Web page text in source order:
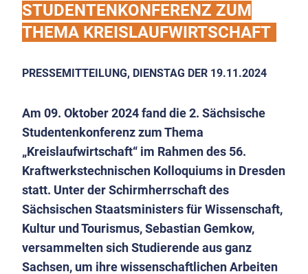
STUDENTENKONFERENZ ZUM
THEMA KREISLAUFWIRTSCHAFT
PRESSEMITTEILUNG, DIENSTAG DER 19.11.2024
Am 09. Oktober 2024 fand die 2. Sächsische
Studentenkonferenz zum Thema
„Kreislaufwirtschaft“ im Rahmen des 56.
Kraftwerkstechnischen Kolloquiums in Dresden
statt. Unter der Schirmherrschaft des
Sächsischen Staatsministers für Wissenschaft,
Kultur und Tourismus, Sebastian Gemkow,
versammelten sich Studierende aus ganz
Sachsen, um ihre wissenschaftlichen Arbeiten